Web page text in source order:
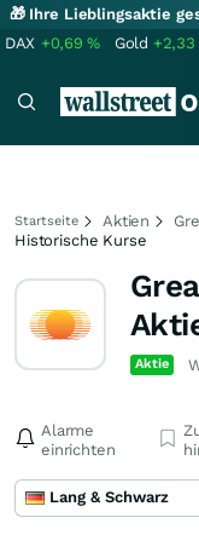
🎁 Ihre Lieblingsaktie
DAX +0,69% Gold +2,33
Startseite Aktien
Historische Kurse
Aktie
Alarme
einrichten
Lang & Schwarz